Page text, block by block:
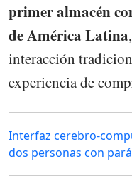
primer almacén
de América Latina
interacción
experiencia de
Interfaz cerebro-
dos personas con